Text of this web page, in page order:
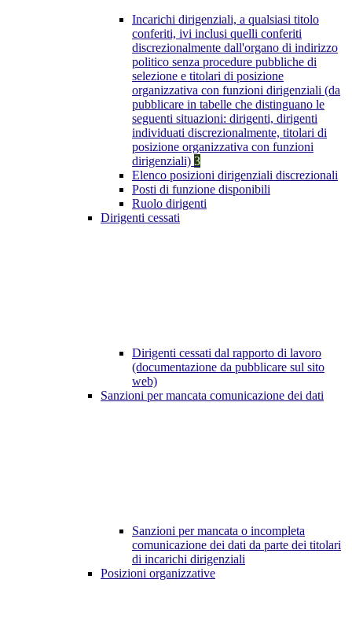
Incarichi dirigenziali, a qualsiasi titolo
conferiti, ivi inclusi quelli conferiti
discrezionalmente dall'organo di indirizzo
politico senza procedure pubbliche di
selezione e titolari di posizione
organizzativa con funzioni dirigenziali (da
pubblicare in tabelle che distinguano le
seguenti situazioni: dirigenti, dirigenti
individuati discrezionalmente, titolari di
posizione organizzativa con funzioni
dirigenziali) 3
Elenco posizioni dirigenziali discrezionali
Posti di funzione disponibili
Ruolo dirigenti
Dirigenti cessati
Dirigenti cessati dal rapporto di lavoro
(documentazione da pubblicare sul sito
web)
Sanzioni per mancata comunicazione dei dati
Sanzioni per mancata o incompleta
comunicazione dei dati da parte dei titolari
di incarichi dirigenziali
Posizioni organizzative